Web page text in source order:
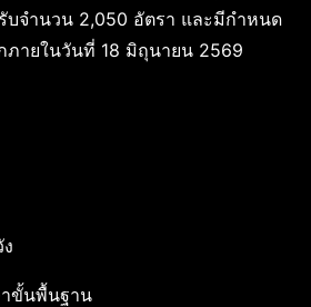
บจำนวน 2,050 อัตรา และมีกำหนด
ภายในวันที่ 18 มิถุนายน 2569
ขั้นพื้นฐาน